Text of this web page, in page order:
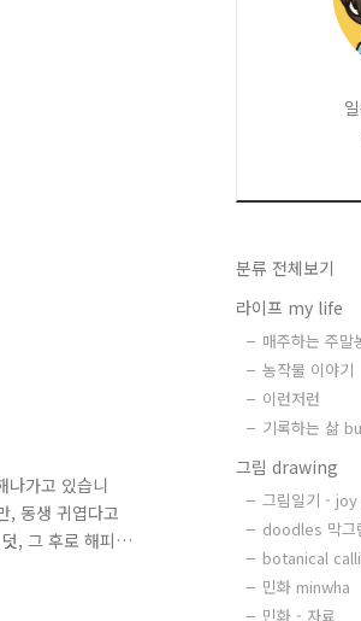
나가고 있습니
, 동생 귀엽다고
, 그 후로 해피
장 살짝 가져
ㅜㅜ 귀여워서
분류 전체보기
라이프 my life
매주하는 주말
농작물 이야기
이런저런
기록하는 삶
그림 drawing
그림일기 -
doodles 막그
botanical
민화 minwha
민화 - 자료